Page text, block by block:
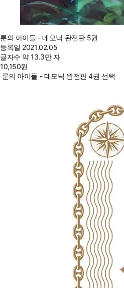
룬의 아이들 - 데모닉 완전판 5권
등록일 2021.02.05
글자수 약 13.3만 자
10,150원
룬의 아이들 - 데모닉 완전판 4권 선택